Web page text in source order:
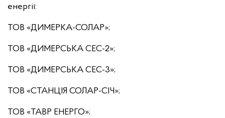
енергії:
ТОВ «ДИМЕРКА-СОЛАР»;
ТОВ «ДИМЕРСЬКА СЕС-2»;
ТОВ «ДИМЕРСЬКА СЕС-3»;
ТОВ «СТАНЦІЯ СОЛАР-СІЧ»;
ТОВ «ТАВР ЕНЕРГО»;